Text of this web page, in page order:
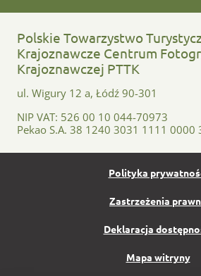
Polskie Towarzystwo
Krajoznawcze Centrum
Krajoznawczej PTTK
ul. Wigury 12 a, Łódź 90-301
NIP VAT: 526 00 10 044-70973
Pekao S.A. 38 1240 3031 1111 0000
Polityka
Zastrzeżenia
Deklaracja
Mapa witryny